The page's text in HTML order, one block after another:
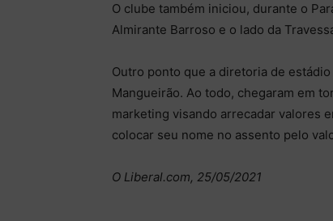
O clube também iniciou, durante o
Almirante Barroso e o lado da
Outro ponto que a diretoria de
Mangueirão. Ao todo, chegaram em
marketing visando arrecadar valores
colocar seu nome no assento pelo
O Liberal.com, 25/05/2021